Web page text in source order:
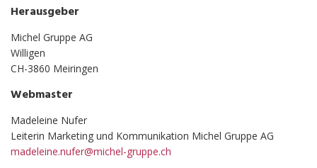
Herausgeber
Michel Gruppe AG
Willigen
CH-3860 Meiringen
Webmaster
Madeleine Nufer
Leiterin Marketing und Kommunikation Michel Gruppe AG
madeleine.nufer@michel-gruppe.ch